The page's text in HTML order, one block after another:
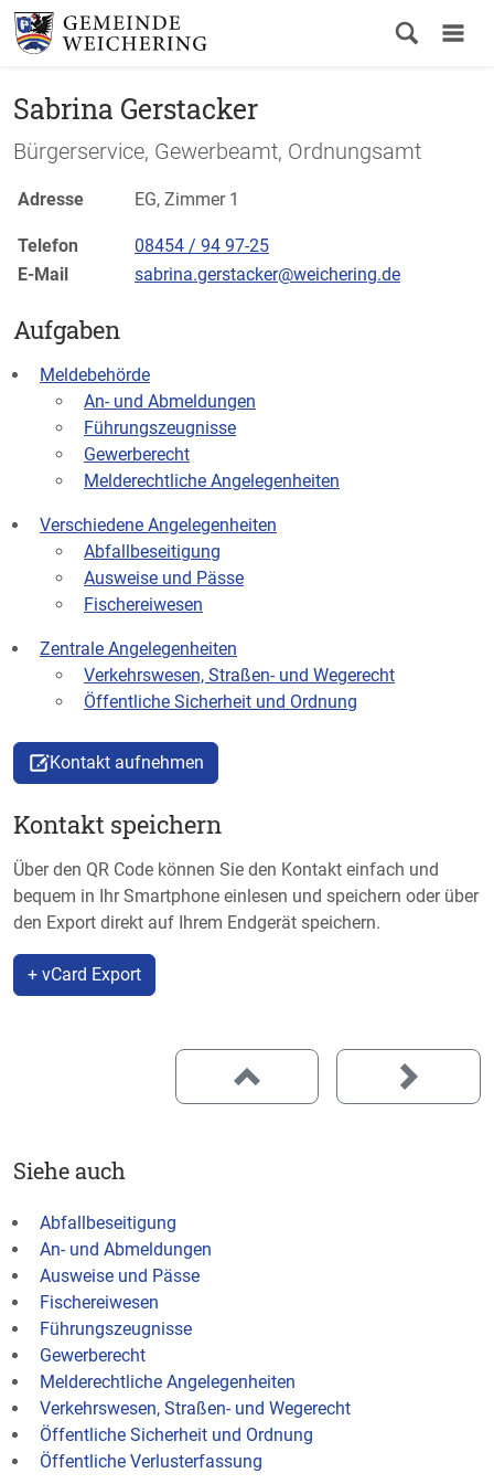
Sabrina Gerstacker
Bürgerservice, Gewerbeamt, Ordnungsamt
Adresse EG, Zimmer 1
Telefon
08454 / 94 97-25
E-Mail
sabrina.gerstacker@weichering.de
Aufgaben
Meldebehörde
An- und Abmeldungen
Führungszeugnisse
Gewerberecht
Melderechtliche Angelegenheiten
Verschiedene Angelegenheiten
Abfallbeseitigung
Ausweise und Pässe
Fischereiwesen
Zentrale Angelegenheiten
Verkehrswesen, Straßen- und Wegerecht
Öffentliche Sicherheit und Ordnung
Kontakt aufnehmen
Kontakt speichern
Über den QR Code können Sie den Kontakt einfach und
bequem in Ihr Smartphone einlesen und speichern oder über
den Export direkt auf Ihrem Endgerät speichern.
+ vCard Export
Siehe auch
Abfallbeseitigung
An- und Abmeldungen
Ausweise und Pässe
Fischereiwesen
Führungszeugnisse
Gewerberecht
Melderechtliche Angelegenheiten
Verkehrswesen, Straßen- und Wegerecht
Öffentliche Sicherheit und Ordnung
Öffentliche Verlusterfassung